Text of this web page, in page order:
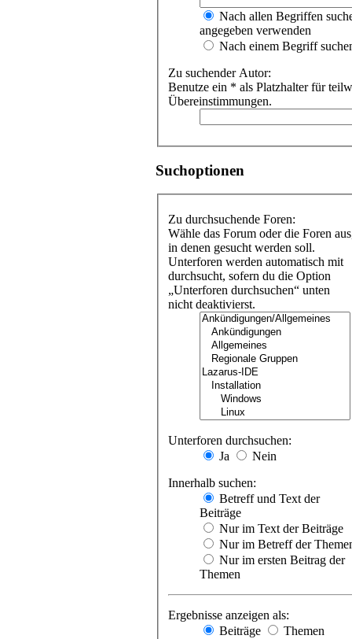
Nach allen Begriffen
angegeben verwenden
Nach einem Begriff
Zu suchender Autor:
Benutze ein * als Platzhalter für
Übereinstimmungen.
Suchoptionen
Zu durchsuchende Foren:
Wähle das Forum oder die Foren
in denen gesucht werden soll.
Unterforen werden automatisch mit
durchsucht, sofern du die Option
„Unterforen durchsuchen“ unten
nicht deaktivierst.
Unterforen durchsuchen:
Ja
Nein
Innerhalb suchen:
Betreff und Text der
Beiträge
Nur im Text der Beiträge
Nur im Betreff der
Nur im ersten Beitrag der
Themen
Ergebnisse anzeigen als:
Beiträge
Themen